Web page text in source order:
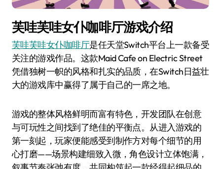
芙哇芙哇女仆咖啡厅游戏介绍
芙哇芙哇女仆咖啡厅是任天堂Switch平台上一款备受
关注的游戏作品。这款Maid Cafe on Electric Street
凭借独树一帜的风格和扎实的品质，在Switch日益壮
大的游戏库中赢得了属于自己的一席之地。
游戏的整体风格鲜明而富有特色，开发团队在创意
与可玩性之间找到了绝佳的平衡点。从进入游戏的
第一刻起，玩家便能感受到制作方对每个细节的用
心打磨——场景构建细致入微，角色设计立体饱满，